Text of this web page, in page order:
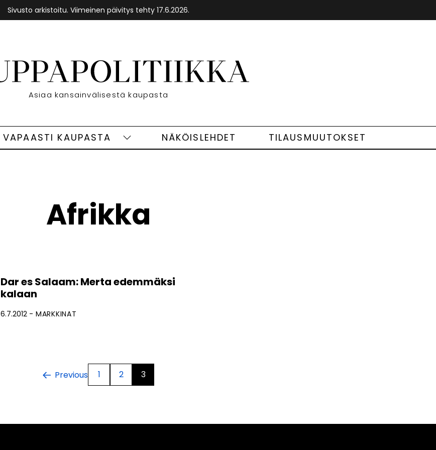
Sivusto arkistoitu. Viimeinen päivitys tehty 17.6.2026.
Etusivu
Asiaa kansainvälisestä kaupasta
VAPAASTI KAUPASTA
VapaastiNÄKÖISLEHDET TILAUSMUUTOKSET
Afrikka
Dar es Salaam: Merta edemmäksi
kalaan
6.7.2012 MARKKINAT
Previous 1 2 3